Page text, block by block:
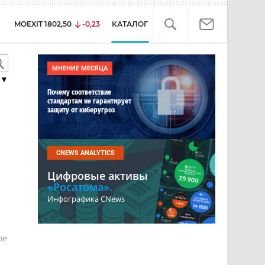
MOEXIT 1802,50 -0,23 КАТАЛОГ
МНЕНИЕ МЕСЯЦА
Почему соответствие
стандартам не гарантирует
защиту от киберугроз
CNEWS ANALYTICS
Цифровые активы
«Росатома».
Инфографика CNews